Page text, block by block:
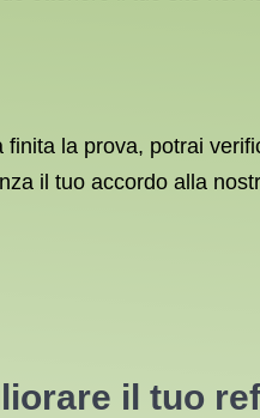
la prova, potrai
il tuo accordo alla
il tuo